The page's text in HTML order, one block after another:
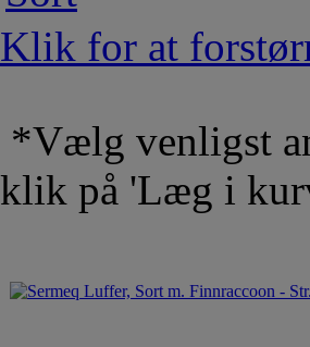
Klik for at
*Vælg venligst
klik på 'Læg i